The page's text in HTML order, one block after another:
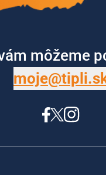
môžeme